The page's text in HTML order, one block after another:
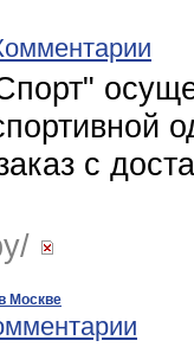
с
Москве